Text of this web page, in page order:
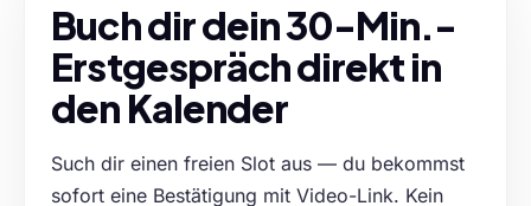
Buch dir dein 30-Min.-
Erstgespräch direkt in
den Kalender
Such dir einen freien Slot aus — du bekommst
sofort eine Bestätigung mit Video-Link. Kein